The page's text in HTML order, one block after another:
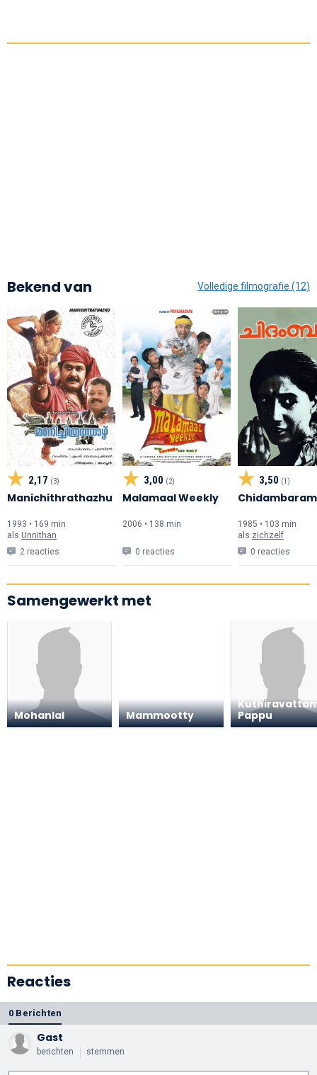
Bekend van Volledige filmografie (12)
2,17 (3)
Manichithrathazhu
1993 • 169 min
als Unnithan
2 reacties
3,00 (2)
Malamaal Weekly
2006 • 138 min
0 reacties
3,50 (1)
Chidambaram
1985 • 103 min
als zichzelf
0 reacties
Samengewerkt met
Mohanlal Mammootty
Pappu
Reacties
0 Berichten
Gast
berichten stemmen